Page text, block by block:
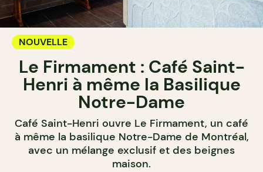
NOUVELLE
Le Firmament : Café Saint-
Henri à même la Basilique
Notre-Dame
Café Saint-Henri ouvre Le Firmament, un café
à même la basilique Notre-Dame de Montréal,
avec un mélange exclusif et des beignes
maison.